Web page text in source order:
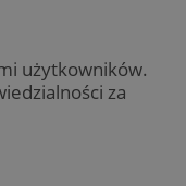
użytkowników.
za